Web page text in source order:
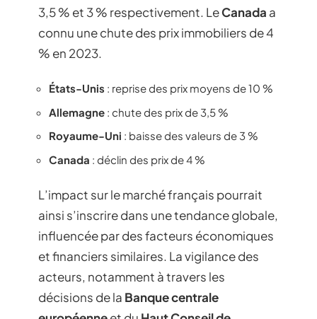
3,5 % et 3 % respectivement. LeCanada a
connu une chute des prix immobiliers de 4
% en 2023.
États-Unis : reprise des prix moyens de 10 %
Allemagne : chute des prix de 3,5 %
Royaume-Uni : baisse des valeurs de 3 %
Canada : déclin des prix de 4 %
L’impact sur le marché français pourrait
ainsi s’inscrire dans une tendance globale,
influencée par des facteurs économiques
et financiers similaires. La vigilance des
acteurs, notamment à travers les
décisions de la Banque centrale